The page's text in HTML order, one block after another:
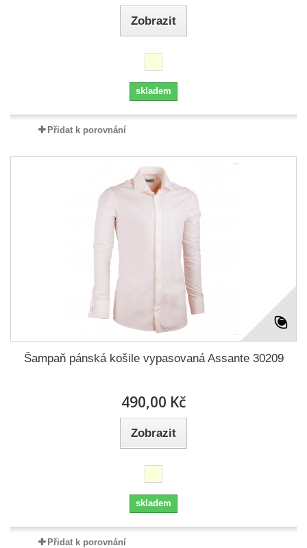
Zobrazit
skladem
Přidat k porovnání
Šampaň pánská košile vypasovaná Assante 30209
490,00 Kč
Zobrazit
skladem
Přidat k porovnání